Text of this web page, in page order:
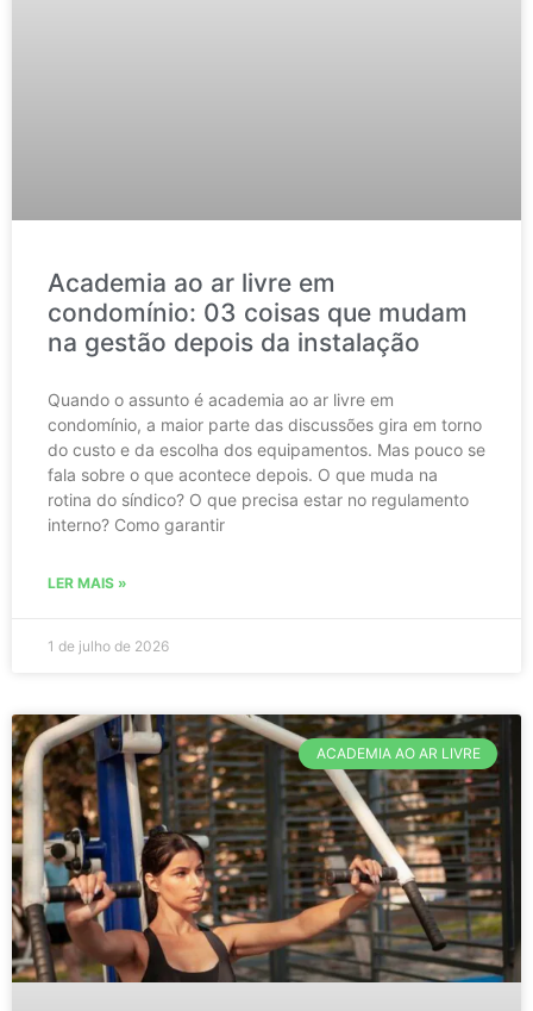
Academia ao ar livre em
condomínio: 03 coisas que mudam
na gestão depois da instalação
Quando o assunto é academia ao ar livre em
condomínio, a maior parte das discussões gira em torno
do custo e da escolha dos equipamentos. Mas pouco se
fala sobre o que acontece depois. O que muda na
rotina do síndico? O que precisa estar no regulamento
interno? Como garantir
LER MAIS »
1 de julho de 2026
ACADEMIA AO AR LIVRE